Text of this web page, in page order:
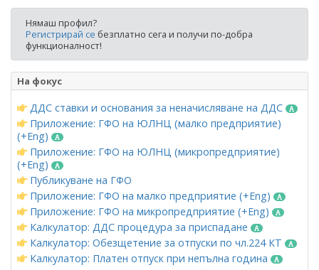
Нямаш профил?
Регистрирай се безплатно сега и получи по-добра
функционалност!
На фокус
ДДС ставки и основания за неначисляване на ДДС
Приложение: ГФО на ЮЛНЦ (малко предприятие)
(+Eng)
Приложение: ГФО на ЮЛНЦ (микропредприятие)
(+Eng)
Публикуване на ГФО
Приложение: ГФО на малко предприятие (+Eng)
Приложение: ГФО на микропредприятие (+Eng)
Калкулатор: ДДС процедура за приспадане
Калкулатор: Обезщетение за отпуски по чл.224 КТ
Калкулатор: Платен отпуск при непълна година